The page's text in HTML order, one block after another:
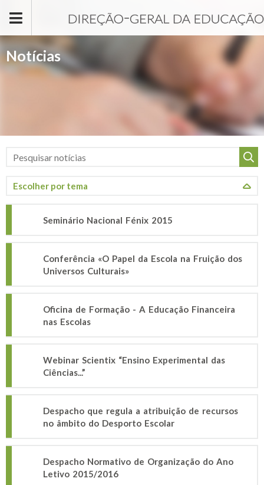
Notícias
Seminário Nacional Fénix 2015
Conferência «O Papel da Escola na Fruição dos
Universos Culturais»
Oficina de Formação - A Educação Financeira
nas Escolas
Webinar Scientix “Ensino Experimental das
Ciências...”
Despacho que regula a atribuição de recursos
no âmbito do Desporto Escolar
Despacho Normativo de Organização do Ano
Letivo 2015/2016